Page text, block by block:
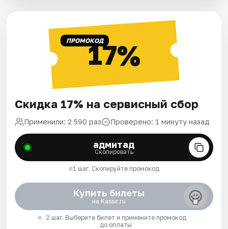
ПРОМОКОД17%
Скидка 17% на сервисный сбор
Применили: 2 590 раз Проверено: 1 минуту назад
адмитад
Скопировать
1 шаг. Скопируйте промокод
Купить билеты
на Kassir.ru
2 шаг. Выберите билет и примените промокод
до оплаты